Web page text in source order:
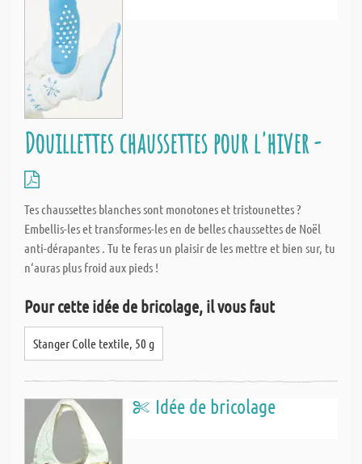
Douillettes chaussettes pour l'hiver -
Tes chaussettes blanches sont monotones et tristounettes ?
Embellis-les et transformes-les en de belles chaussettes de Noël
anti-dérapantes . Tu te feras un plaisir de les mettre et bien sur, tu
n‘auras plus froid aux pieds !
Pour cette idée de bricolage, il vous faut
Stanger Colle textile, 50 g
Idée de bricolage